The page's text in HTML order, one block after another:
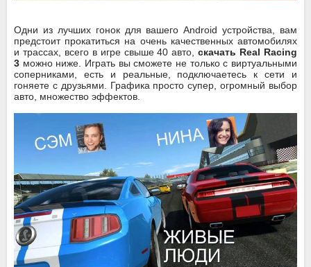
Одни из лучших гонок для вашего Android устройства, вам
предстоит прокатиться на очень качественных автомобилях
и трассах, всего в игре свыше 40 авто,скачать Real Racing
3 можно ниже. Играть вы сможете не только с виртуальными
соперниками, есть и реальные, подключаетесь к сети и
гоняете с друзьями. Графика просто супер, огромный выбор
авто, множество эффектов.